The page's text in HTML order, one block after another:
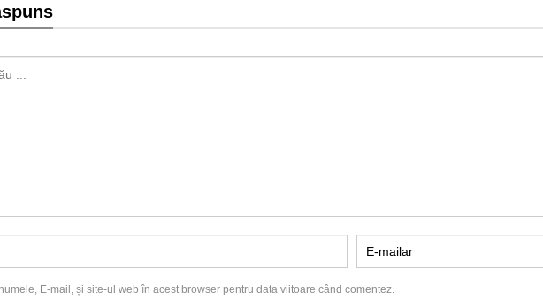
E-mail, și site-ul web în acest browser pentru data viitoare când comentez.